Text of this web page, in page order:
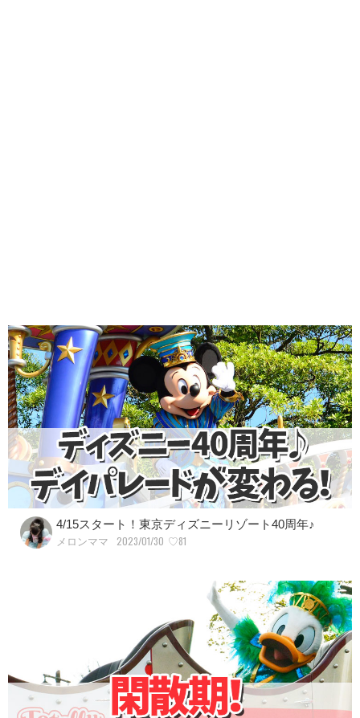
4/15スタート！東京ディズニーリゾート40周年♪
メロンママ 2023/01/30 ♡81